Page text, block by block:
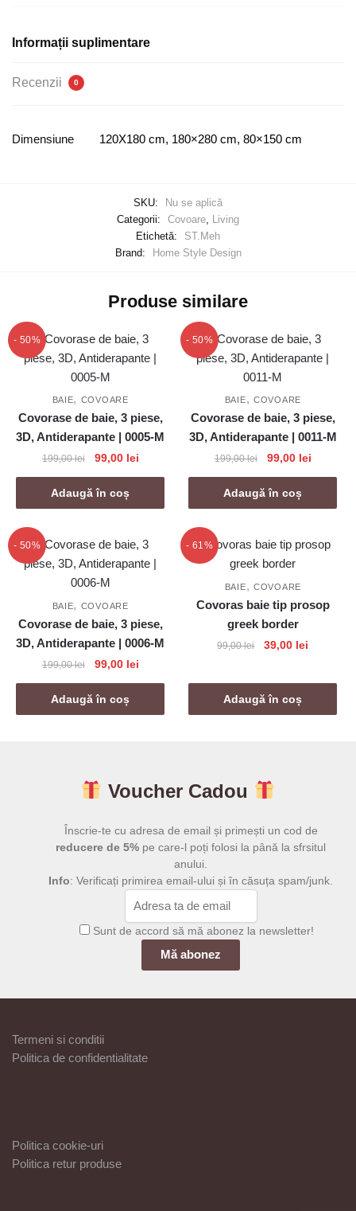
Informații suplimentare
Recenzii 0
Dimensiune 120X180 cm, 180×280 cm, 80×150 cm
SKU:
Nu se aplică
Categorii:
Covoare Living
Etichetă:
ST.Meh
Brand:
Home Style Design
Produse similare
- 50%
BAIE, COVOARE
Covorase de baie, 3 piese,
3D, Antiderapante | 0005-M
199,00lei
Prețul
inițial
a
fost:
99,00 leiPrețul
curent
99,00 lei.
Adaugă în coș
- 50%
BAIE, COVOARE
Covorase de baie, 3 piese,
3D, Antiderapante | 0011-M
199,00lei
Prețul
inițial
a
fost:
99,00 leiPrețul
curent
99,00 lei.
Adaugă în coș
- 50%
BAIE, COVOARE
Covorase de baie, 3 piese,
3D, Antiderapante | 0006-M
199,00lei
Prețul
inițial
a
fost:
99,00 leiPrețul
curent
99,00 lei.
Adaugă în coș
- 61%
BAIE, COVOARE
Covoras baie tip prosop
greek border
99,00lei
Prețul
fost:
99,00 lei.
39,00 lei
Adaugă în coș
Voucher Cadou
Înscrie-te cu adresa de email și primești un cod de
reducere de 5% pe care-l poți folosi la până la sfrsitul
anului.
Info: Verificați primirea email-ului și în căsuța spam/junk.
Sunt de accord să mă abonez la newsletter!
Termeni si conditii
Politica de confidentialitate
Politica cookie-uri
Politica retur produse